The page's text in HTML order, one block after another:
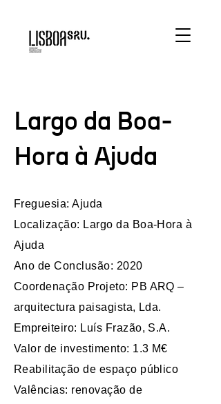
Largo da Boa-
Hora à Ajuda
Freguesia: Ajuda
Localização: Largo da Boa-Hora à
Ajuda
Ano de Conclusão: 2020
Coordenação Projeto: PB ARQ –
arquitectura paisagista, Lda.
Empreiteiro: Luís Frazão, S.A.
Valor de investimento: 1.3 M€
Reabilitação de espaço público
Valências: renovação de